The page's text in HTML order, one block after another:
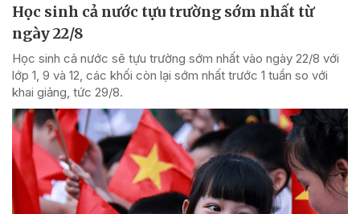
Học sinh cả nước tựu trường sớm nhất từ
ngày 22/8
Học sinh cả nước sẽ tựu trường sớm nhất vào ngày 22/8 với
lớp 1, 9 và 12, các khối còn lại sớm nhất trước 1 tuần so với
khai giảng, tức 29/8.